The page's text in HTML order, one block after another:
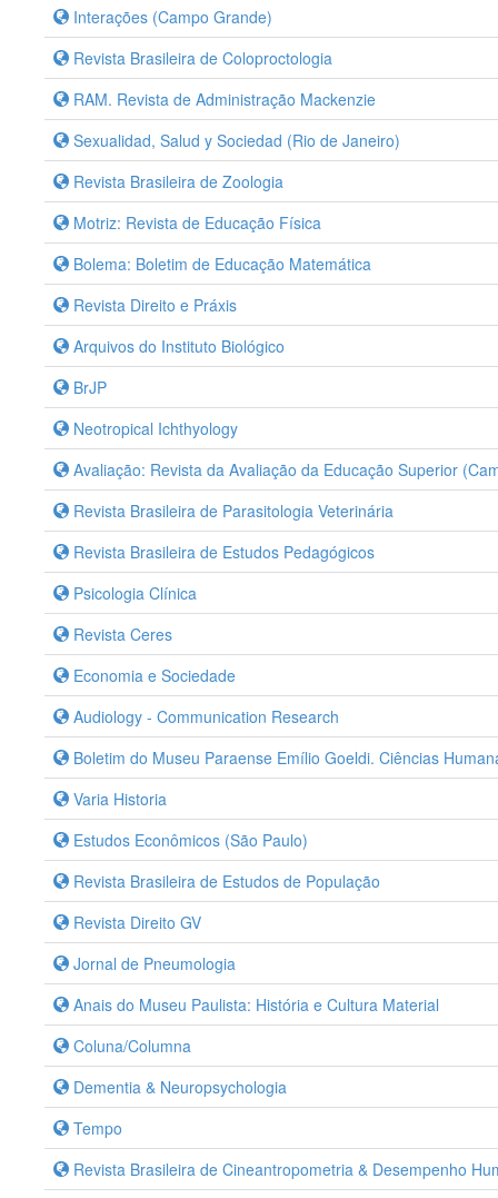
Interações (Campo Grande)
Revista Brasileira de Coloproctologia
RAM. Revista de Administração Mackenzie
Sexualidad, Salud y Sociedad (Rio de Janeiro)
Revista Brasileira de Zoologia
Motriz: Revista de Educação Física
Bolema: Boletim de Educação Matemática
Revista Direito e Práxis
Arquivos do Instituto Biológico
BrJP
Neotropical Ichthyology
Avaliação: Revista da Avaliação da Educação Superior
Revista Brasileira de Parasitologia Veterinária
Revista Brasileira de Estudos Pedagógicos
Psicologia Clínica
Revista Ceres
Economia e Sociedade
Audiology - Communication Research
Boletim do Museu Paraense Emílio Goeldi. Ciências
Varia Historia
Estudos Econômicos (São Paulo)
Revista Brasileira de Estudos de População
Revista Direito GV
Jornal de Pneumologia
Anais do Museu Paulista: História e Cultura Material
Coluna/Columna
Dementia & Neuropsychologia
Tempo
Revista Brasileira de Cineantropometria & Desempenho